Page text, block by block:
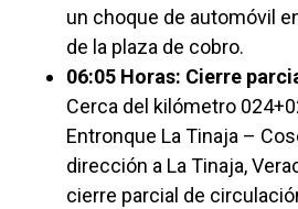
un choque de automóvil
de la plaza de cobro.
06:05 Horas: Cierre
Cerca del kilómetro
Entronque La Tinaja –
dirección a La Tinaja,
cierre parcial de